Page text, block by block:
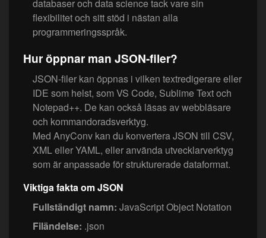
databaser och data science tack vare sin
flexibilitet och sitt stöd i nästan alla
programmeringsspråk.
Hur öppnar man JSON-filer?
JSON-filer kan öppnas i vilken textredigerare eller
IDE som helst, som VS Code, Sublime Text och
Notepad++. De kan också läsas av webbläsare
och kommandoradsverktyg.
Med AnyConv kan du konvertera JSON till CSV,
XML eller YAML, eller använda utvecklarverktyg
som är anpassade för strukturerade dataformat.
Viktiga fakta om JSON
Fullständigt namn: JavaScript Object Notation
Filändelse: .json